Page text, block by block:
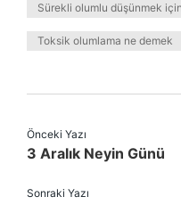
Sürekli olumlu düşünmek
Toksik olumlama ne demek
Önceki Yazı
3 Aralık Neyin Günü
Sonraki Yazı